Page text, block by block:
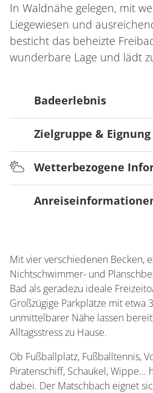
In Waldnähe gelegen, mit
Liegewiesen und
besticht das beheizte
wunderbare Lage und lädt
Badeerlebnis
Ausstattung Badebereich
Sport- /
Informationen zum
Ebenfalls gibt es ein
Service & Angebote
Spielplatz/Spielwiese
Liegewiese/Liegeplatz
Gastronomie
Badeaufsicht
Zielgruppe & Eignung
Ausrichtung
Für Senioren
In kleinen Gruppen
Niedrig
Wetterbezogene
Wetterempfehlung
Mit öffentlichen
Parkmöglichkeiten am
Mit vier verschiedenen Becken,
Nichtschwimmer- und
Bad als geradezu ideale
Großzügige Parkplätze mit etwa
unmittelbarer Nähe lassen
Alltagsstress zu Hause.
Ob Fußballplatz, Fußballtennis,
Piratenschiff, Schaukel, Wippe...
dabei. Der Matschbach eignet